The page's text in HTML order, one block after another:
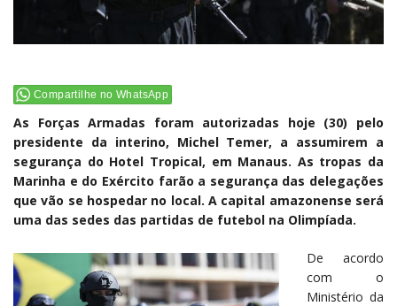
Compartilhe no WhatsApp
As Forças Armadas foram autorizadas hoje (30) pelo
presidente da interino, Michel Temer, a assumirem a
segurança do Hotel Tropical, em Manaus. As tropas da
Marinha e do Exército farão a segurança das delegações
que vão se hospedar no local. A capital amazonense será
uma das sedes das partidas de futebol na Olimpíada.
De acordo
com o
Ministério da